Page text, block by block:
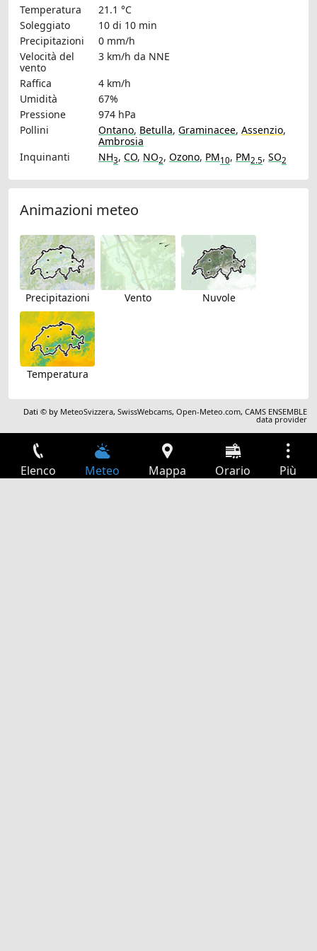
Temperatura
21.1 °C
Soleggiato
10 di 10 min
Precipitazioni
0 mm/h
Velocità del
vento
3 km/h da NNE
Raffica
4 km/h
Umidità
67%
Pressione
974 hPa
Pollini
Ontano, Betulla, Graminacee, Assenzio,
Ambrosia
Inquinanti
NH3, CO, NO2, Ozono, PM10, PM2.5, SO2
Animazioni meteo
Precipitazioni Vento Nuvole
Temperatura
Dati © by MeteoSvizzera,SwissWebcams,Open-Meteo.com,CAMS ENSEMBLE
data provider
Elenco Meteo Mappa Orario Più